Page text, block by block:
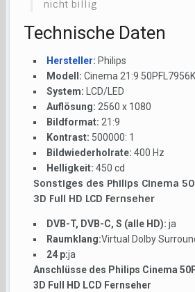
nicht billig
Technische Daten
Hersteller: Philips
Modell:Cinema 21:9 50PFL7956K
System: LCD/LED
Auflösung: 2560 x 1080
Bildformat: 21:9
Kontrast: 500000: 1
Bildwiederholrate: 400 Hz
Helligkeit: 450 cd
Sonstiges des Philips Cinema
3D Full HD LCD Fernseher
DVB-T, DVB-C, S (alle HD): ja
Raumklang:Virtual Dolby
24 p:ja
Anschlüsse des Philips Cinema
3D Full HD LCD Fernseher